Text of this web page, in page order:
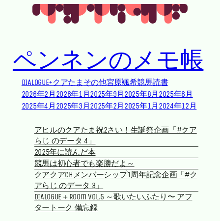
Skip to main content
Skip to footer
ペンネンのメモ帳
DIALOGUE+クアたま その他宮原颯希競馬読書
2026年2月 2026年1月 2025年9月 2025年8月 2025年6月
2025年4月 2025年3月 2025年2月 2025年1月 2024年12月
アヒルのクアたま祝2さい！生誕祭企画「#クア
らじ のデータ 4」
2025年に読んだ本
競馬は初心者でも楽勝だよ～
クアクアchメンバーシップ1周年記念企画「#ク
アらじ のデータ 3」
DIALOGUE＋Room vol.5 ～歌いたいふたり〜 アフ
タートーク 備忘録